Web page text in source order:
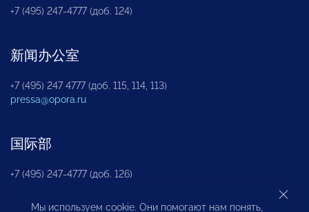
+7 (495) 247-4777 (доб. 124)
新闻办公室
+7 (495) 247 4777 (доб. 115, 114, 113)
pressa@opora.ru
国际部
+7 (495) 247-4777 (доб. 126)
Мы используем cookie. Они помогают нам понять,